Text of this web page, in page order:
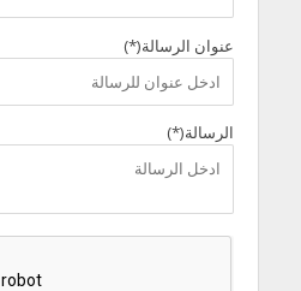
عنوان الرسالة(*)
الرسالة(*)